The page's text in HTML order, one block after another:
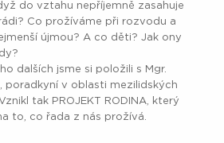
do vztahu nepříjemně zasahuje
Co prožíváme při rozvodu a
újmou? A co děti? Jak ony
dalších jsme si položili s Mgr.
poradkyní v oblasti mezilidských
tak PROJEKT RODINA, který
to, co řada z nás prožívá.